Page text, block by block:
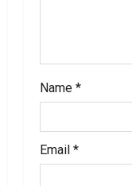
Name *
Email *